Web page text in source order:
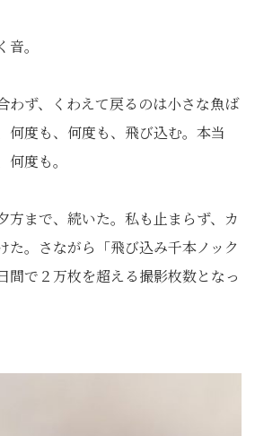
。
わず、くわえて戻るのは小さな魚ば
何度も、何度も、飛び込む。本当
度も。
方まで、続いた。私も止まらず、カ
た。さながら「飛び込み千本ノック
間で２万枚を超える撮影枚数となっ